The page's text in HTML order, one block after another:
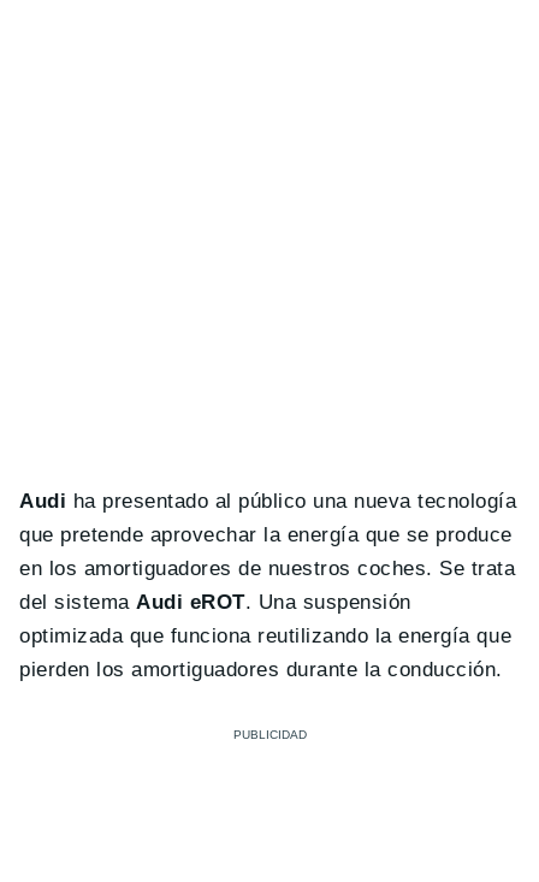
Audi ha presentado al público una nueva tecnología
que pretende aprovechar la energía que se produce
en los amortiguadores de nuestros coches. Se trata
del sistemaAudi eROT. Una suspensión
optimizada que funciona reutilizando la energía que
pierden los amortiguadores durante la conducción.